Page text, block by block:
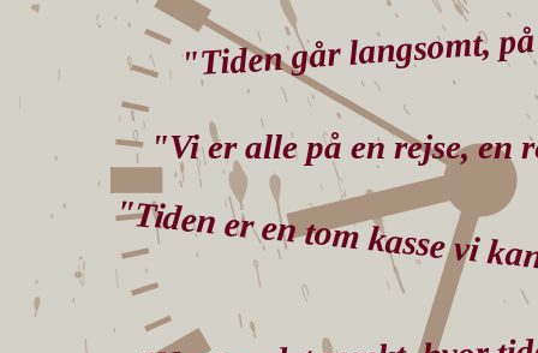
"Tiden går langsomt,
"Vi er alle på en rejse, en
"Tiden er en tom kasse vi